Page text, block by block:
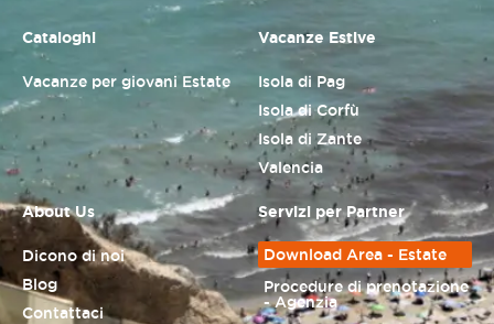
Cataloghi
Vacanze per giovani Estate
Vacanze Estive
Isola di Pag
Isola di Corfù
Isola di Zante
Valencia
About Us
Dicono di noi
Blog
Contattaci
Servizi per Partner
Download Area - Estate
Procedure di prenotazione
- Agenzia